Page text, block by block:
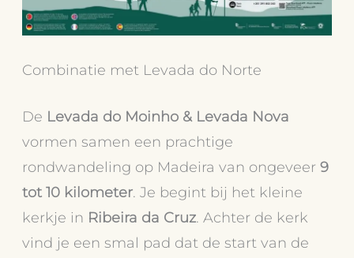
Combinatie met Levada do Norte
De Levada do Moinho & Levada Nova
vormen samen een prachtige
rondwandeling op Madeira van ongeveer9
tot 10 kilometer. Je begint bij het kleine
kerkje in Ribeira da Cruz. Achter de kerk
vind je een smal pad dat de start van de